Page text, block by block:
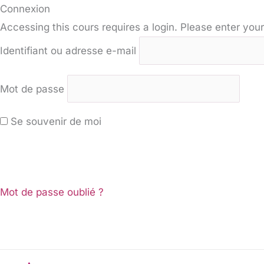
Connexion
Accessing this cours requires a login. Please enter
Identifiant ou adresse e-mail
Mot de passe
Se souvenir de moi
Mot de passe oublié ?